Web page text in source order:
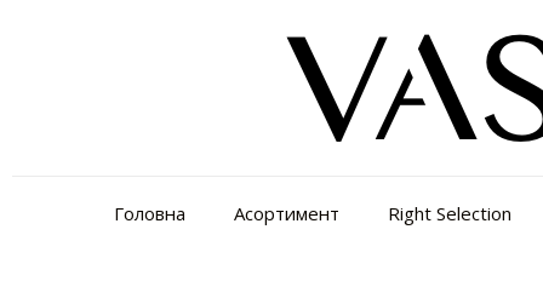
Головна Асортимент Right Selection